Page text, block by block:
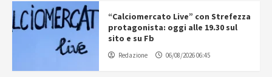
“Calciomercato Live” con Strefezza
protagonista: oggi alle 19.30 sul
sito e su Fb
Redazione 06/08/2026 06:45